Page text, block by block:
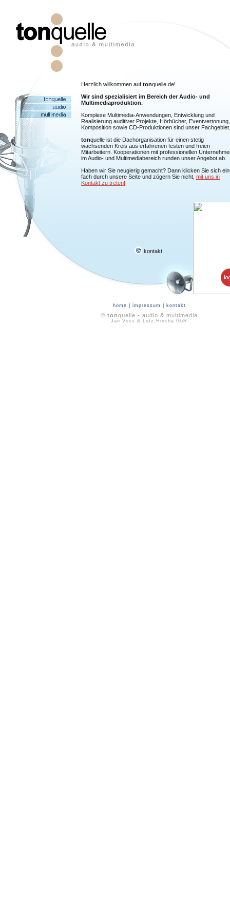
Herzlich willkommen auf tonquelle.de!
Wir sind spezialisiert im Bereich der Audio- und
Multimediaproduktion.
Komplexe Multimedia-Anwendungen, Entwicklung und
Realisierung auditiver Projekte, Hörbücher, Eventvertonung,
Komposition sowie CD-Produktionen sind unser Fachgebiet.
tonquelle ist die Dachorganisation für einen stetig
wachsenden Kreis aus erfahrenen festen und freien
Mitarbeitern. Kooperationen mit professionellen
im Audio- und Multimediabereich runden unser Angebot ab.
Haben wir Sie neugierig gemacht? Dann klicken Sie sich
fach durch unsere Seite und zögern Sie nicht, mit uns in
Kontakt zu treten!
kontakt
home impressum kontakt
© tonquelle - audio & multimedia
Jan Voss & Lutz Hincha GbR